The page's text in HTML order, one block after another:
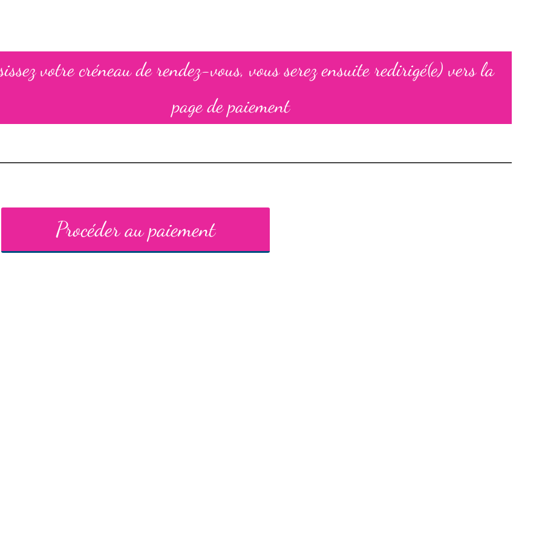
votre créneau de rendez-vous, vous serez ensuite redirigé(e) vers la
page de paiement
Procéder au paiement